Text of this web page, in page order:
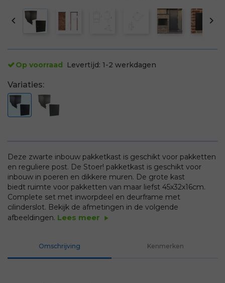
 
Op voorraad Levertijd: 1-2 werkdagen
Variaties:
Deze zwarte inbouw pakketkast is geschikt voor pakketten
en reguliere post. De Stoer! pakketkast is geschikt voor
inbouw in poeren en dikkere muren. De grote kast
biedt ruimte voor pakketten van maar liefst 45x32x16cm.
Complete set met inworpdeel en deurframe met
cilinderslot. Bekijk de afmetingen in de volgende
afbeeldingen. Lees meer play_arrow
Omschrijving Kenmerken